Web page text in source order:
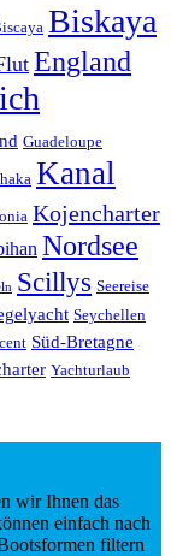
Biskaya
England
Guadeloupe
Kanal
Kojencharter
Nordsee
Scillys Seereise
Seychellen
Süd-Bretagne
Yachturlaub
wir Ihnen das
einfach nach
filtern